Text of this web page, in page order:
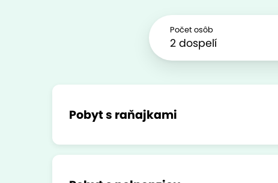
Počet osôb
Pobyt s raňajkami